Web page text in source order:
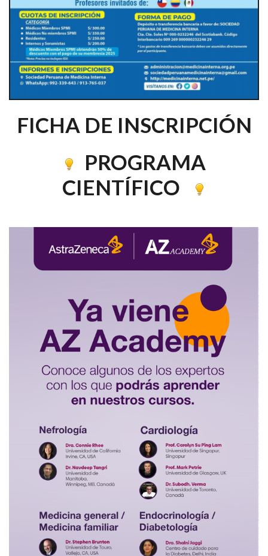
FICHA DE INSCRIPCIÓN
PROGRAMA
CIENTÍFICO